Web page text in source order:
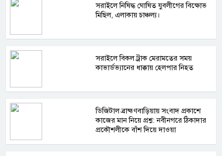
সরাইলে নিষিদ্ধ ঘোষিত যুবলীগের বিক্ষোভ
মিছিল, এলাকায় চাঞ্চল্য।
সরাইলে বিকল ট্রাক মেরামতের সময়
কাভার্ডভ্যানের ধাক্কায় হেলপার নিহত
ডিজিটাল ব্রাহ্মণবাড়িয়ায় সংবাদ প্রকাশে
কাজের মান নিয়ে প্রশ্ন: নবীনগরে ঠিকাদার
প্রকৌশলীকে বাঁশ দিয়ে দাওয়া